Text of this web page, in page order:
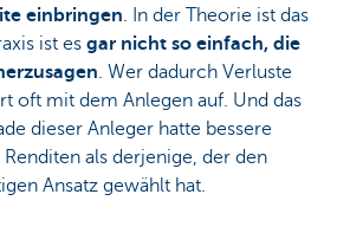
einbringen. In der Theorie ist das
ist es gar nicht so einfach, die
. Wer dadurch Verluste
oft mit dem Anlegen auf. Und das
dieser Anleger hatte bessere
als derjenige, der den
Ansatz gewählt hat.